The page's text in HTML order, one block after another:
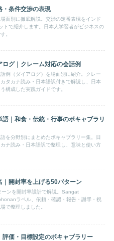
・条件交渉の表現
面別に徹底解説。交渉の定番表現をインド
トで紹介します。日本人学習者がビジネスの
。
グ｜クレーム対応の会話例
例（ダイアログ）を場面別に紹介。クレー
タカナ読み・日本語訳付きで解説し、日本
構成した実践ガイドです。
｜和食・伝統・行事のボキャブラリ
を分野別にまとめたボキャブラリー集。日
ナ読み・日本語訳で整理し、意味と使い方
｜開封率を上げる50パターン
ンを開封率設計で解説。Sangat
ラベル、依頼・確認・報告・謝罪・祝
で整理しました。
価・目標設定のボキャブラリー